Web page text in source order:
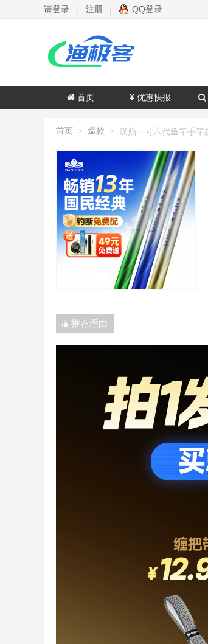
请登录 | 注册 | QQ登录
首页 优惠快报
首页 > 爆款 >
推荐理由